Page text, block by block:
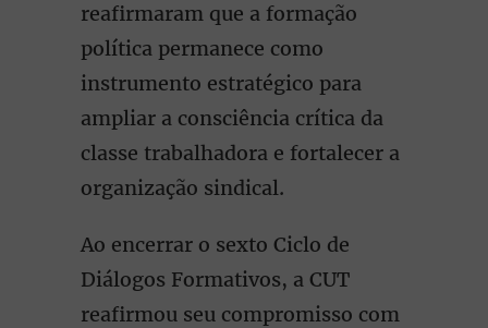
reafirmaram que a formação
política permanece como
instrumento estratégico para
ampliar a consciência crítica da
classe trabalhadora e fortalecer a
organização sindical.
Ao encerrar o sexto Ciclo de
Diálogos Formativos, a CUT
reafirmou seu compromisso com